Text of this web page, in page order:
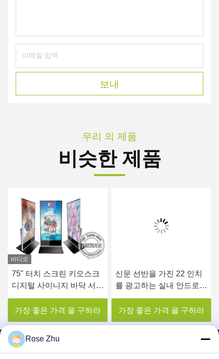
보내
우리 의 제품
비슷한 제품
비디오
75" 터치 스크린 키오스크
디지털 사이니지 바닥 서있
는 광고 장비
가장 좋은 가격 을 구하라
신문 선반을 가진 22 인치
를 광고하는 실내 안드로이
드 간이 건축물 디지털 방
식으로 Signage LCD 감시
자
가장 좋은 가격 을 구하라
Rose Zhu